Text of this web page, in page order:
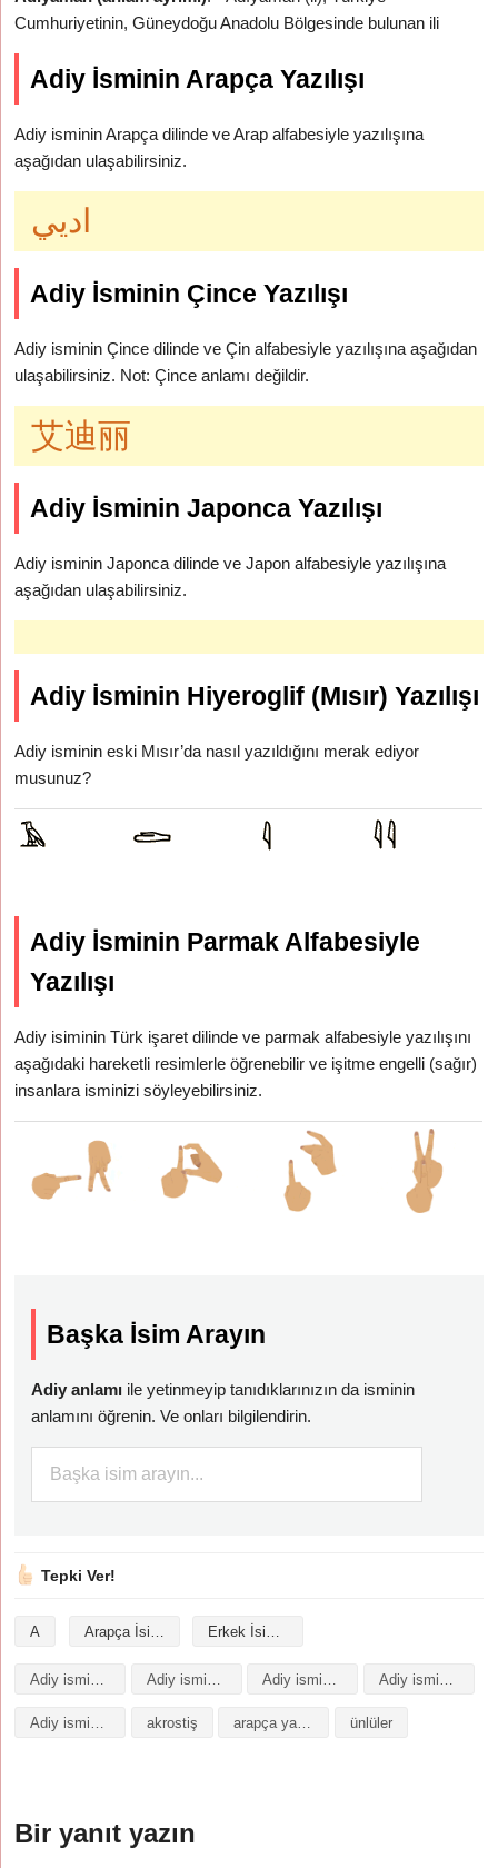
Cumhuriyetinin, Güneydoğu Anadolu Bölgesinde bulunan ili
Adiy İsminin Arapça Yazılışı
Adiy isminin Arapça dilinde ve Arap alfabesiyle yazılışına
aşağıdan ulaşabilirsiniz.
اديي
Adiy İsminin Çince Yazılışı
Adiy isminin Çince dilinde ve Çin alfabesiyle yazılışına aşağıdan
ulaşabilirsiniz. Not: Çince anlamı değildir.
艾迪丽
Adiy İsminin Japonca Yazılışı
Adiy isminin Japonca dilinde ve Japon alfabesiyle yazılışına
aşağıdan ulaşabilirsiniz.
Adiy İsminin Hiyeroglif (Mısır) Yazılışı
Adiy isminin eski Mısır’da nasıl yazıldığını merak ediyor
musunuz?
Adiy İsminin Parmak Alfabesiyle
Yazılışı
Adiy isiminin Türk işaret dilinde ve parmak alfabesiyle yazılışını
aşağıdaki hareketli resimlerle öğrenebilir ve işitme engelli (sağır)
insanlara isminizi söyleyebilirsiniz.
Başka İsim Arayın
Adiy anlamı ile yetinmeyip tanıdıklarınızın da isminin
anlamını öğrenin. Ve onları bilgilendirin.
Tepki Ver!
A Arapça İsimler Erkek İsimleri
Adiy isminin numerolojisi akrostiş arapça yazılışı ünlüler
Bir yanıt yazın